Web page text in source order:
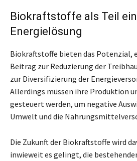
Biokraftstoffe als Teil
Energielösung
Biokraftstoffe bieten das Potenzial,
Beitrag zur Reduzierung der
zur Diversifizierung der
Allerdings müssen ihre Produktion
gesteuert werden, um negative
Umwelt und die
Die Zukunft der Biokraftstoffe wird
inwieweit es gelingt, die